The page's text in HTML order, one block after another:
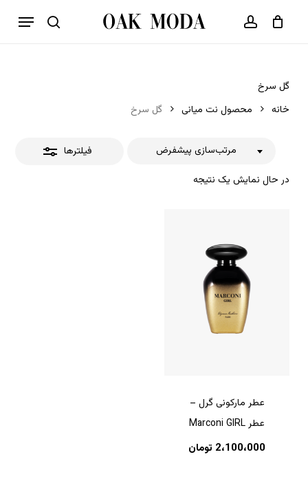
جستجو حساب کاربری
فهرست
سبد خرید بستن
گل سرخ
خانه
محصول نت میانی گل سرخ
فیلترها
در حال نمایش یک نتیجه
مرتب‌سازی پیشفرض
بستن
عطر مارکونی گرل –
عطر Marconi GIRL
2،100،000 تومان